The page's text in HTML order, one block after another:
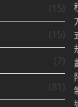
(15)
(15)
(7)
(81)